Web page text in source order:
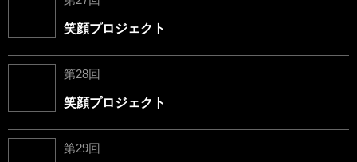
笑顔プロジェクト
第28回
笑顔プロジェクト
第29回